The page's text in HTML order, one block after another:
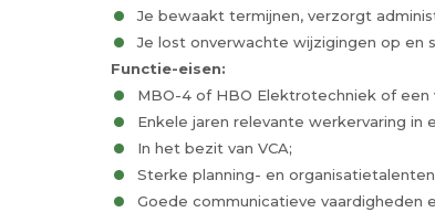
Je bewaakt termijnen, verzorgt
Je lost onverwachte wijzigingen op
Functie-eisen:
MBO-4 of HBO Elektrotechniek of een
Enkele jaren relevante werkervaring
In het bezit van VCA;
Sterke planning- en
Goede communicatieve vaardigheden